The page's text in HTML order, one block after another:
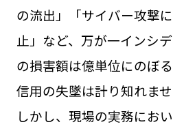
の流出」「サイバー攻撃
止」など、 万が一インシ
の損害額は億単位にのぼ
信用の失墜は計り知れませ
しかし、現場の実務にお